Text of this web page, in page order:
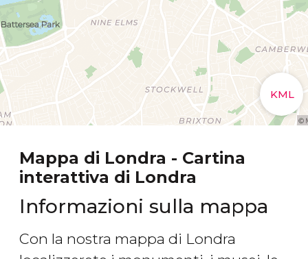
Mappa di Londra - Cartina
interattiva di Londra
Informazioni sulla mappa
Con la nostra mappa di Londra